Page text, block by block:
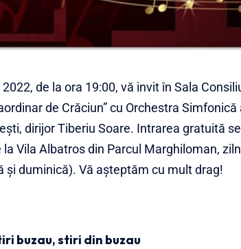
de la ora 19:00, vă invit în Sala
de Crăciun” cu Orchestra Simfonică
dirijor Tiberiu Soare. Intrarea gratuită
Vila Albatros din Parcul Marghiloman,
și duminică). Vă așteptăm cu mult drag!
buzau,stiri din buzau